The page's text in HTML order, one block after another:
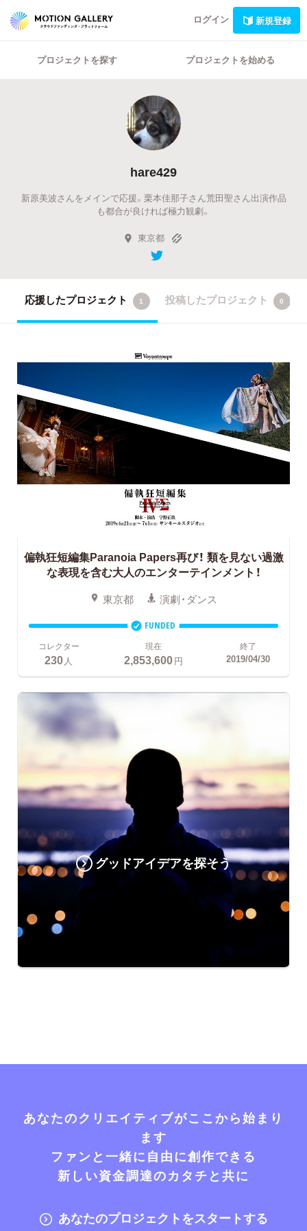
ログイン 新規登録
プロジェクトを探す プロジェクトを始める
hare429
新原美波さんをメインで応援。栗本佳那子さん荒田聖さん出演作品
も都合が良ければ極力観劇。
東京都
応援したプロジェクト 1 投稿したプロジェクト 0
偏執狂短編集Paranoia Papers再び！ 類を見ない過激
な表現を含む大人のエンターテインメント！
東京都 演劇・ダンス
FUNDED
コレクター
230 人
現在
2,853,600円
終了
2019/04/30
グッドアイデアを探そう
あなたのクリエイティブがここから始まり
ます
ファンと一緒に自由に創作できる
新しい資金調達のカタチと共に
あなたのプロジェクトをスタートする